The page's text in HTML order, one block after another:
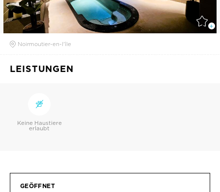
Noirmoutier-en-l'île
LEISTUNGEN
Keine Haustiere
erlaubt
GEÖFFNET